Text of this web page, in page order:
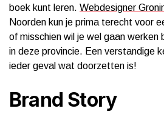
boek kunt leren. Webdesigner
Noorden kun je prima terecht voor
of misschien wil je wel gaan werken
in deze provincie. Een verstandige
ieder geval wat doorzetten is!
Brand Story